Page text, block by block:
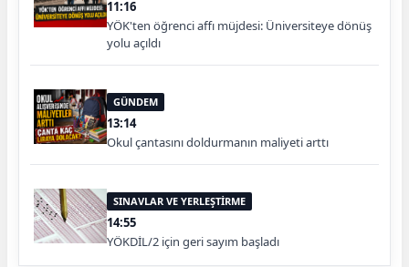
11:16
YÖK'ten öğrenci affı müjdesi: Üniversiteye dönüş
yolu açıldı
GÜNDEM
13:14
Okul çantasını doldurmanın maliyeti arttı
SINAVLAR VE YERLEŞTİRME
14:55
YÖKDİL/2 için geri sayım başladı